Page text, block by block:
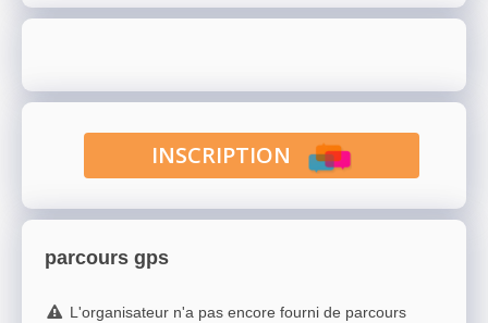
INSCRIPTION
parcours gps
L'organisateur n'a pas encore fourni de parcours